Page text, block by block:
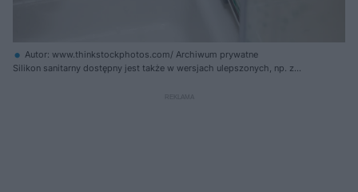
Autor: www.thinkstockphotos.com/ Archiwum prywatne
Silikon sanitarny dostępny jest także w wersjach ulepszonych, np. z